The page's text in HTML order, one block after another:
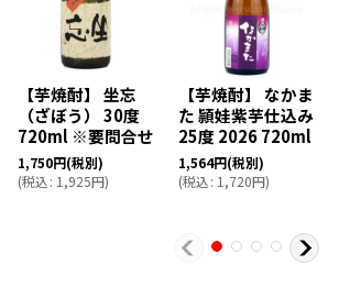
【芋焼酎】 坐忘
（ざぼう） 30度
720ml ※要問合せ
1,750円(税別)
(税込: 1,925円)
【芋焼酎】 なかま
た 頴娃紫芋仕込み
25度 2026 720ml
1,564円(税別)
(税込: 1,720円)